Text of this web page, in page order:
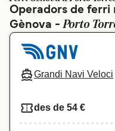
Schweiz (DE)
المغرب
Operadors de ferri
Gènova -Porto
Grandi Navi Veloci
des de 54 €